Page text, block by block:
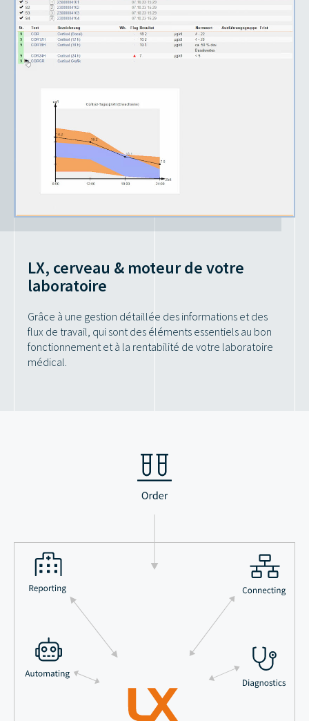
LX, cerveau & moteur de votre
laboratoire
Grâce à une gestion détaillée des informations et des
flux de travail, qui sont des éléments essentiels au bon
fonctionnement et à la rentabilité de votre laboratoire
médical.